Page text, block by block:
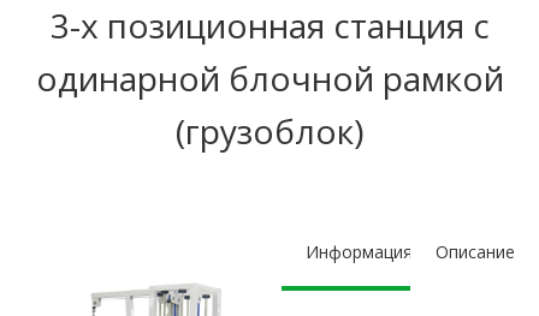
3-х позиционная станция с
одинарной блочной рамкой
(грузоблок)
Информация Описание